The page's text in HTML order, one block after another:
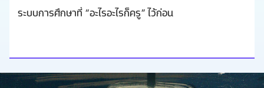
ระบบการศึกษาที่ “อะไรอะไรก็ครู” ไว้ก่อน